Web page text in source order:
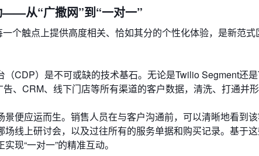
——从“广撒网”到“一对一”
个触点上提供高度相关、恰如其分的个性化体验，是新范
（CDP）是不可或缺的技术基石。无论是Twilio Segment还
、CRM、线下门店等所有渠道的客户数据，清洗、打通并
景便应运而生。销售人员在与客户沟通前，可以清晰地看到
线上研讨会，以及过往所有的服务单据和购买记录。基于
现“一对一”的精准互动。